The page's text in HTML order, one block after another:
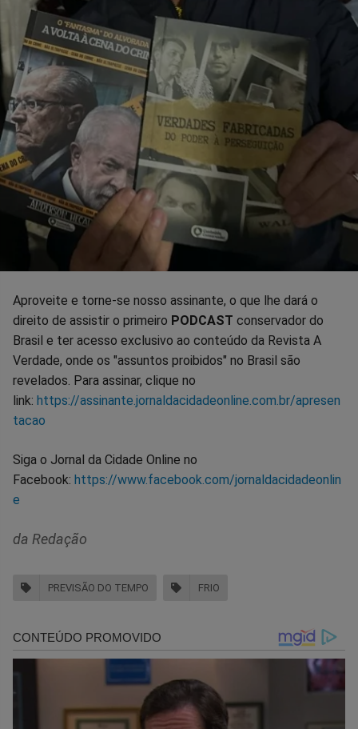
Aproveite e torne-se nosso assinante, o que lhe dará o
direito de assistir o primeiro PODCAST conservador do
Brasil e ter acesso exclusivo ao conteúdo da Revista A
Verdade, onde os "assuntos proibidos" no Brasil são
revelados. Para assinar, clique no
link: https://assinante.jornaldacidadeonline.com.br/apresen
tacao
Siga o Jornal da Cidade Online no
Facebook: https://www.facebook.com/jornaldacidadeonlin
e
da Redação
PREVISÃO DO TEMPO FRIO